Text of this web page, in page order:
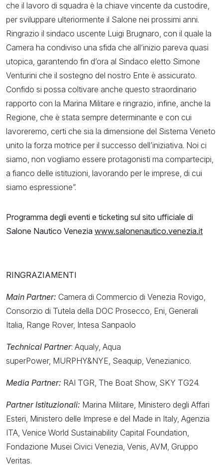
che il lavoro di squadra è la chiave vincente da custodire,
per sviluppare ulteriormente il Salone nei prossimi anni.
Ringrazio il sindaco uscente Luigi Brugnaro, con il quale la
Camera ha condiviso una sfida che all’inizio pareva quasi
utopica, garantendo fin d’ora al Sindaco eletto Simone
Venturini che il sostegno del nostro Ente è assicurato.
Confido si possa coltivare anche questo straordinario
rapporto con la Marina Militare e ringrazio, infine, anche la
Regione, che è stata sempre determinante e con cui
lavoreremo, certi che sia la dimensione del Sistema Veneto
unito la forza motrice per il successo dell’iniziativa. Noi ci
siamo, non vogliamo essere protagonisti ma compartecipi,
a fianco delle istituzioni, lavorando per le imprese, di cui
siamo espressione”.
Programma degli eventi e ticketing sul sito ufficiale di
Salone Nautico Venezia www.salonenautico.venezia.it
RINGRAZIAMENTI
Main Partner: Camera di Commercio di Venezia Rovigo,
Consorzio di Tutela della DOC Prosecco, Eni, Generali
Italia, Range Rover, Intesa Sanpaolo
Technical Partner: Aqualy, Aqua
superPower, MURPHY&NYE, Seaquip, Venezianico.
Media Partner: RAI TGR, The Boat Show, SKY TG24.
Partner Istituzionali: Marina Militare, Ministero degli Affari
Esteri, Ministero delle Imprese e del Made in Italy, Agenzia
ITA, Venice World Sustainability Capital Foundation,
Fondazione Musei Civici Venezia, Venis, AVM, Gruppo
Veritas.